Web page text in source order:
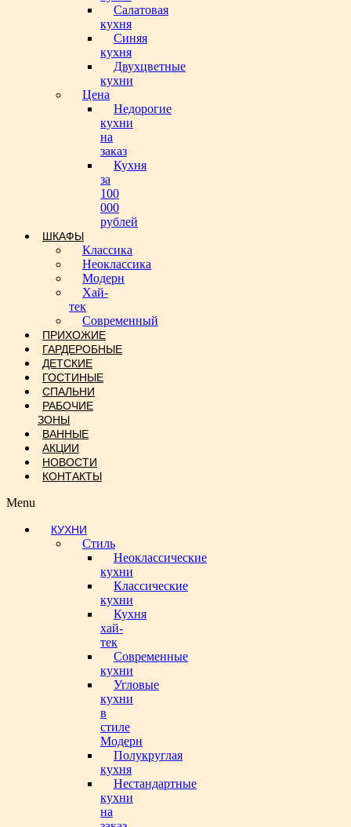
Салатовая
кухня
Синяя
кухня
Двухцветные
кухни
Цена
Недорогие
кухни
на
заказ
Кухня
за
100
000
рублей
ШКАФЫ
Классика
Неоклассика
Модерн
Хай-
тек
Современный
ПРИХОЖИЕ
ГАРДЕРОБНЫЕ
ДЕТСКИЕ
ГОСТИНЫЕ
СПАЛЬНИ
РАБОЧИЕ
ЗОНЫ
ВАННЫЕ
АКЦИИ
НОВОСТИ
КОНТАКТЫ
Menu
КУХНИ
Стиль
Неоклассические
кухни
Классические
кухни
Кухня
хай-
тек
Современные
кухни
Угловые
кухни
в
стиле
Модерн
Полукруглая
кухня
Нестандартные
кухни
на